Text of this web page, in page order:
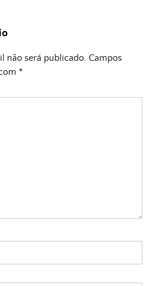
não será publicado. Campos
*